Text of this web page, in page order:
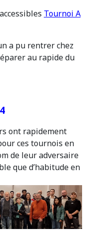
Tournoi A
a pu rentrer chez
au rapide du
ont rapidement
ces tournois en
de leur adversaire
que d’habitude en